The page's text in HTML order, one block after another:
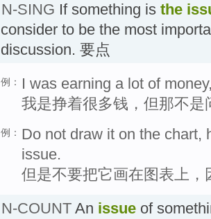
N-SING If something is the
consider to be the most
discussion. 要点
例：
I was earning a lot of
我是挣着很多钱，但那不是
例： Do not draw it on the chart,
issue.
但是不要把它画在图表上
N-COUNT An issue of